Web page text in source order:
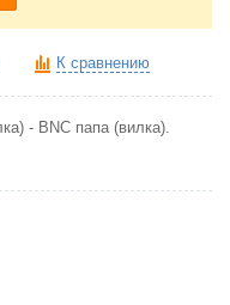
К сравнению
- BNC папа (вилка).